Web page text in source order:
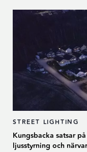
STREET LIGHTING
Kungsbacka satsar
ljusstyrning och